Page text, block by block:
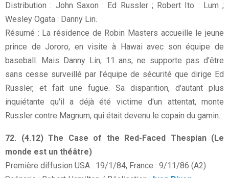
Distribution : John Saxon : Ed Russler ; Robert Ito : Lum ;
Wesley Ogata : Danny Lin.
Résumé : La résidence de Robin Masters accueille le jeune
prince de Jororo, en visite à Hawai avec son équipe de
baseball. Mais Danny Lin, 11 ans, ne supporte pas d'être
sans cesse surveillé par l'équipe de sécurité que dirige Ed
Russler, et fait une fugue. Sa disparition, d'autant plus
inquiétante qu'il a déjà été victime d'un attentat, monte
Russler contre Magnum, qui était devenu le copain du gamin.
72. (4.12) The Case of the Red-Faced Thespian (Le
monde est un théâtre)
Première diffusion USA : 19/1/84, France : 9/11/86 (A2)